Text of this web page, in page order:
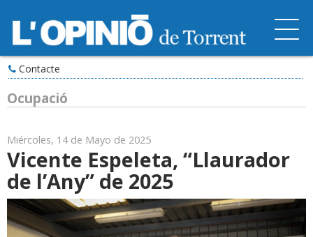
Contacte
Ocupació
Miércoles, 14 de Mayo de 2025
Vicente Espeleta, “Llaurador
de l’Any” de 2025